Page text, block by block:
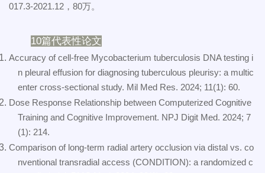
017.3-2021.12，80万。
10篇代表性论文
Accuracy of cell-free Mycobacterium tuberculosis DNA testing i
n pleural effusion for diagnosing tuberculous pleurisy: a multic
enter cross-sectional study. Mil Med Res. 2024; 11(1): 60.
Dose Response Relationship between Computerized Cognitive
Training and Cognitive Improvement. NPJ Digit Med. 2024; 7
(1): 214.
Comparison of long-term radial artery occlusion via distal vs. co
nventional transradial access (CONDITION): a randomized c